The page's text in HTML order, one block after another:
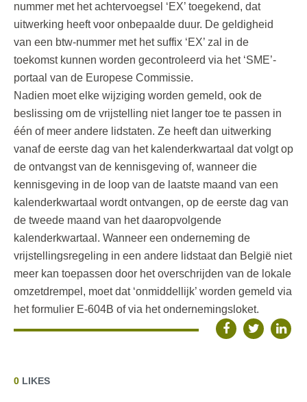
nummer met het achtervoegsel ‘EX’ toegekend, dat
uitwerking heeft voor onbepaalde duur. De geldigheid
van een btw-nummer met het suffix ‘EX’ zal in de
toekomst kunnen worden gecontroleerd via het ‘SME’-
portaal van de Europese Commissie.
Nadien moet elke wijziging worden gemeld, ook de
beslissing om de vrijstelling niet langer toe te passen in
één of meer andere lidstaten. Ze heeft dan uitwerking
vanaf de eerste dag van het kalenderkwartaal dat volgt op
de ontvangst van de kennisgeving of, wanneer die
kennisgeving in de loop van de laatste maand van een
kalenderkwartaal wordt ontvangen, op de eerste dag van
de tweede maand van het daaropvolgende
kalenderkwartaal. Wanneer een onderneming de
vrijstellingsregeling in een andere lidstaat dan België niet
meer kan toepassen door het overschrijden van de lokale
omzetdrempel, moet dat ‘onmiddellijk’ worden gemeld via
het formulier E-604B of via het ondernemingsloket.
0 LIKES